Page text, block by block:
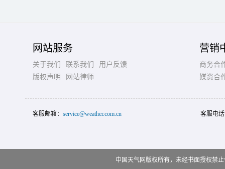
网站服务
关于我们 联系我们
用户反馈
版权声明
网站律师
营销
商务合
媒资合
客服邮箱： service@weather.com.cn 客服电
中国天气网版权所有，未经书面授权